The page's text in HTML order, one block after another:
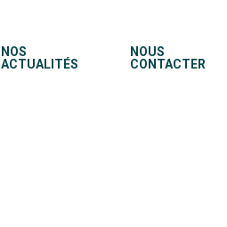
NOS
ACTUALITÉS
NOUS
CONTACTER